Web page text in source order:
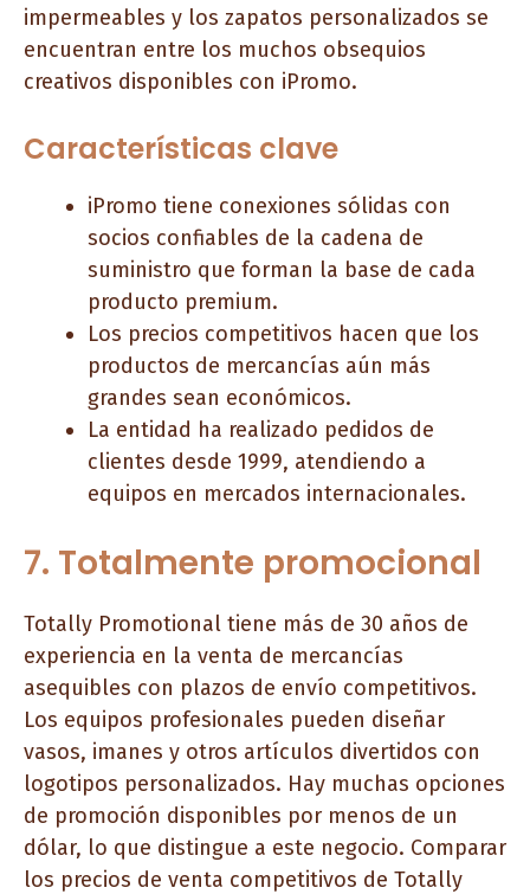
impermeables y los zapatos personalizados se
encuentran entre los muchos obsequios
creativos disponibles con iPromo.
Características clave
iPromo tiene conexiones sólidas con
socios confiables de la cadena de
suministro que forman la base de cada
producto premium.
Los precios competitivos hacen que los
productos de mercancías aún más
grandes sean económicos.
La entidad ha realizado pedidos de
clientes desde 1999, atendiendo a
equipos en mercados internacionales.
7. Totalmente promocional
Totally Promotional tiene más de 30 años de
experiencia en la venta de mercancías
asequibles con plazos de envío competitivos.
Los equipos profesionales pueden diseñar
vasos, imanes y otros artículos divertidos con
logotipos personalizados. Hay muchas opciones
de promoción disponibles por menos de un
dólar, lo que distingue a este negocio. Comparar
los precios de venta competitivos de Totally